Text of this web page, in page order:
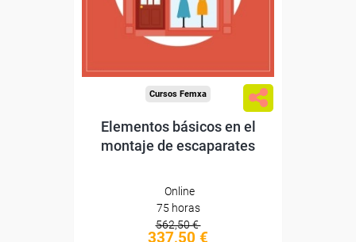
Diploma
Cursos Femxa
Elementos básicos en el
montaje de escaparates
Online
75 horas
562,50 €
337,50 €